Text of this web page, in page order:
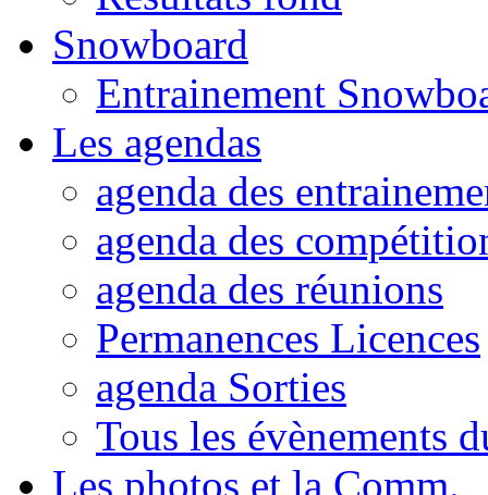
Snowboard
Entrainement
Les agendas
agenda des
agenda des
agenda des réunions
Permanences Licences
agenda Sorties
Tous les évènements
Les photos et la Comm.